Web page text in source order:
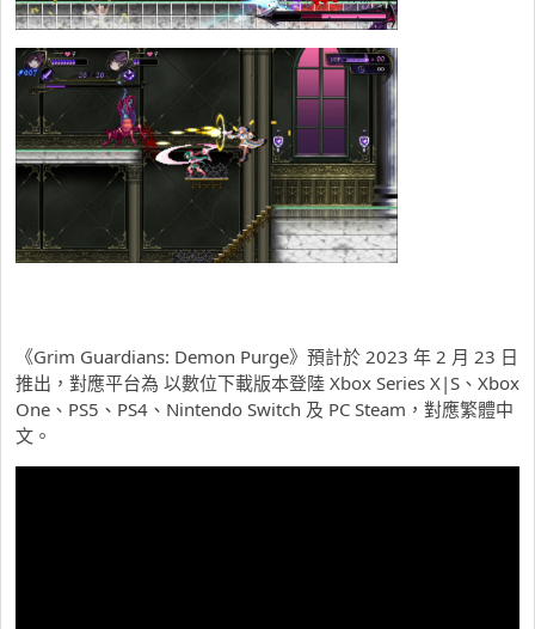
《Grim Guardians: Demon Purge》預計於 2023 年 2 月 23 日
推出，對應平台為 以數位下載版本登陸 Xbox Series X|S、Xbox
One、PS5、PS4、Nintendo Switch 及 PC Steam，對應繁體中
文。